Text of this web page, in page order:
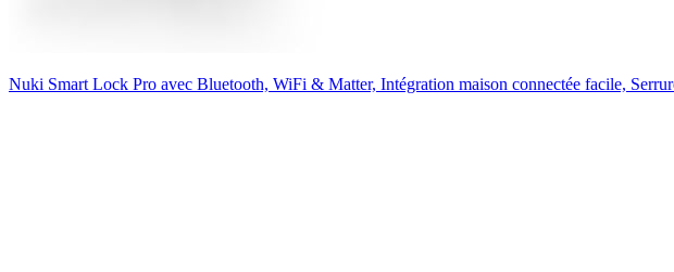
Nuki Smart Lock Pro avec Bluetooth, WiFi & Matter, Intégration maison connectée facile,